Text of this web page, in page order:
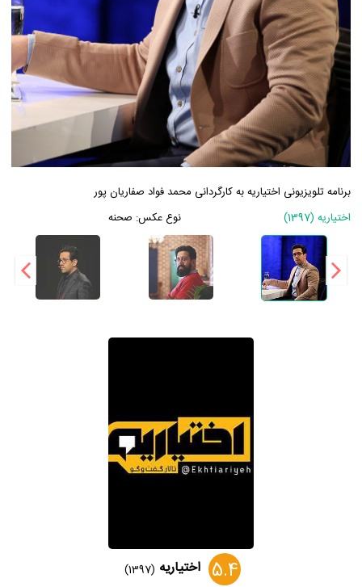
برنامه تلویزیونی اختیاریه به کارگردانی محمد فواد صفاریان پور
اختیاریه (1397)
نوع عکس: صحنه
5.4 اختیاریه (1397)